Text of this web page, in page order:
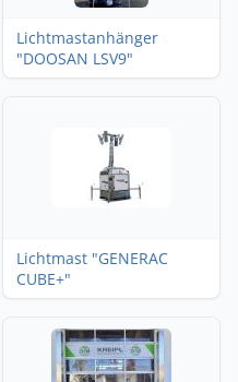
Lichtmastanhänger
"DOOSAN LSV9"
Lichtmast "GENERAC
CUBE+"